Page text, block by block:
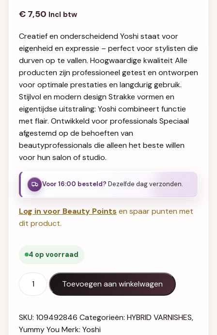
€ 7,50 Incl btw
Creatief en onderscheidend Yoshi staat voor
eigenheid en expressie – perfect voor stylisten die
durven op te vallen. Hoogwaardige kwaliteit Alle
producten zijn professioneel getest en ontworpen
voor optimale prestaties en langdurig gebruik.
Stijlvol en modern design Strakke vormen en
eigentijdse uitstraling: Yoshi combineert functie
met flair. Ontwikkeld voor professionals Speciaal
afgestemd op de behoeften van
beautyprofessionals die alleen het beste willen
voor hun salon of studio.
Voor 16:00 besteld? Dezelfde dag verzonden.
Log in voor Beauty Points en spaar punten met
dit product.
4 op voorraad
Gel Polish UV LED Seductive - 408 aantal
Toevoegen aan winkelwagen
SKU: 109492846 Categorieën: HYBRID VARNISHES,
Yummy You Merk: Yoshi